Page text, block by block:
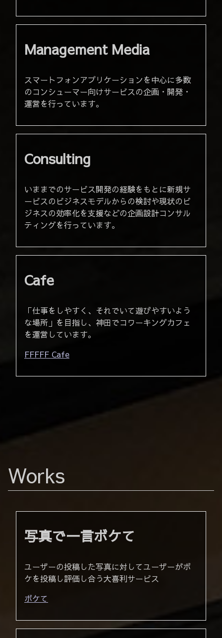
Management Media
スマートフォンアプリケーションを中心に多数
のコンシューマー向けサービスの企画・開発・
運営を行っています。
Consulting
いままでのサービス開発の経験をもとに新規サ
ービスのビジネスモデルからの検討や現状のビ
ジネスの効率化を支援などの企画設計コンサル
ティングを行っています。
Cafe
「仕事をしやすく、それでいて遊びやすいよう
な場所」を目指し、神田でコワーキングカフェ
を運営しています。
FFFFF Cafe
Works
写真で一言ボケて
ユーザーの投稿した写真に対してユーザーがボ
ケを投稿し評価し合う大喜利サービス
ボケて